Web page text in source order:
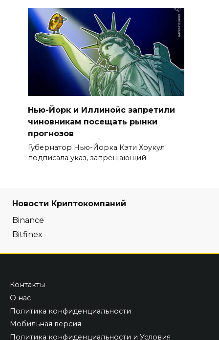
Нью-Йорк и Иллинойс запретили
чиновникам посещать рынки
прогнозов
Губернатор Нью-Йорка Кэти Хоукул
подписала указ, запрещающий
Новости Криптокомпаний
Binance
Bitfinex
Контакты
О нас
Политика конфиденциальности
Мобильная версия
Политика конфиденциальности и Условия